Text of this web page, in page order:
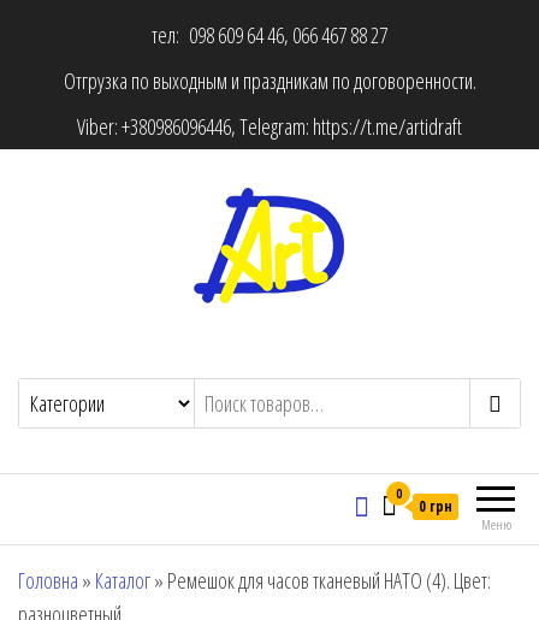
тел: 098 609 64 46, 066 467 88 27
Отгрузка по выходным и праздникам по договоренности.
Viber:+380986096446, Telegram: https://t.me/artidraft
Меню
0
0 грн
Головна » Каталог» Ремешок для часов тканевый НАТО (4). Цвет:
разноцветный.